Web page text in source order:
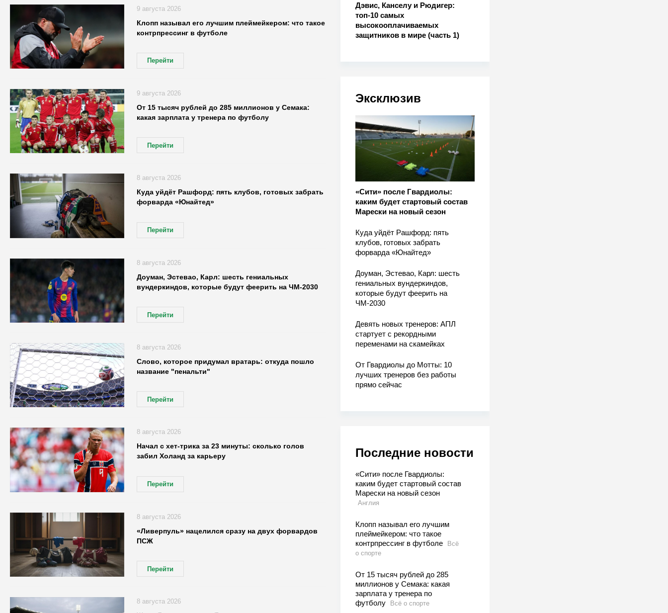
Дэвис, Канселу и Рюдигер:
топ-10 самых
высокооплачиваемых
защитников в мире (часть 1)
Эксклюзив
«Сити» после Гвардиолы:
каким будет стартовый состав
Марески на новый сезон
Куда уйдёт Рашфорд: пять
клубов, готовых забрать
форварда «Юнайтед»
Доуман, Эстевао, Карл: шесть
гениальных вундеркиндов,
которые будут феерить на
ЧМ-2030
Девять новых тренеров: АПЛ
стартует с рекордными
переменами на скамейках
От Гвардиолы до Мотты: 10
лучших тренеров без работы
прямо сейчас
Последние новости
«Сити» после Гвардиолы:
каким будет стартовый состав
Марески на новый сезон
Англия
Клопп называл его лучшим
плеймейкером: что такое
контрпрессинг в футболе
Всё
о спорте
От 15 тысяч рублей до 285
миллионов у Семака: какая
зарплата у тренера по
футболу
Всё о спорте
Клопп называл его лучшим плеймейкером: что такое
контрпрессинг в футболе
Перейти
9 августа 2026
От 15 тысяч рублей до 285 миллионов у Семака:
какая зарплата у тренера по футболу
Перейти
9 августа 2026
Куда уйдёт Рашфорд: пять клубов, готовых забрать
форварда «Юнайтед»
Перейти
8 августа 2026
Доуман, Эстевао, Карл: шесть гениальных
вундеркиндов, которые будут феерить на ЧМ-2030
Перейти
8 августа 2026
Слово, которое придумал вратарь: откуда пошло
название "пенальти"
Перейти
8 августа 2026
Начал с хет-трика за 23 минуты: сколько голов
забил Холанд за карьеру
Перейти
8 августа 2026
«Ливерпуль» нацелился сразу на двух форвардов
ПСЖ
Перейти
8 августа 2026
8 августа 2026